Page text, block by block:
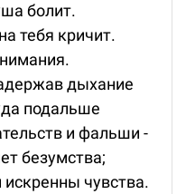
болит.
тебя кричит.
дыхание
подальше
и фальши -
безумства;
чувства.